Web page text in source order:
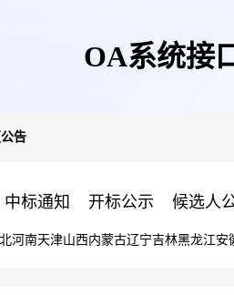
OA系统接
告
中标通知 开标公示 候选人
河南天津山西内蒙古辽宁吉林黑龙江安